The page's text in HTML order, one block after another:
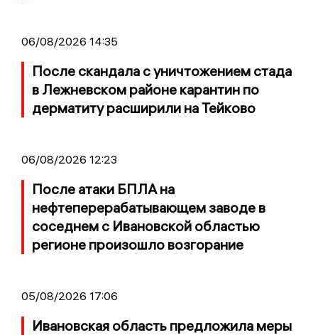
06/08/2026 14:35
После скандала с уничтожением стада
в Лежневском районе карантин по
дерматиту расширили на Тейково
06/08/2026 12:23
После атаки БПЛА на
нефтеперерабатывающем заводе в
соседнем с Ивановской областью
регионе произошло возгорание
05/08/2026 17:06
Ивановская область предложила меры